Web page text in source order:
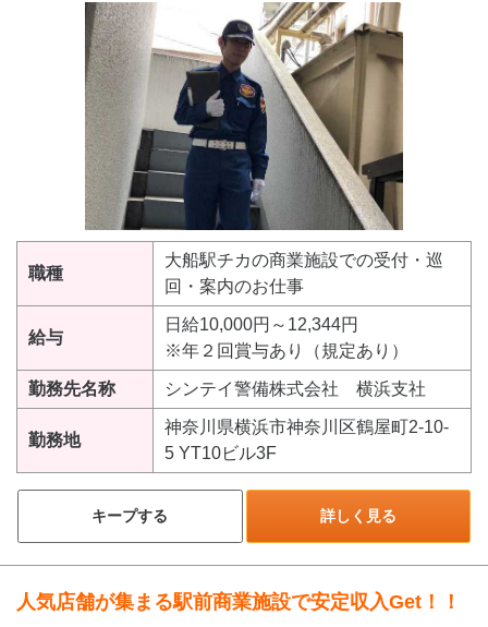
職種
大船駅チカの商業施設での受付・巡
回・案内のお仕事
給与
日給10,000円～12,344円
※年２回賞与あり（規定あり）
勤務先名称 シンテイ警備株式会社 横浜支社
勤務地
神奈川県横浜市神奈川区鶴屋町2-10-
5 YT10ビル3F
キープする 詳しく見る
人気店舗が集まる駅前商業施設で安定収入Get！！